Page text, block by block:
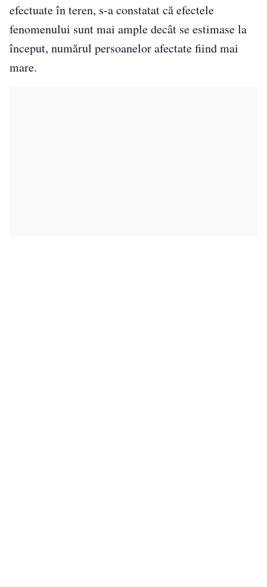
efectuate în teren, s-a constatat că efectele
fenomenului sunt mai ample decât se estimase la
început, numărul persoanelor afectate fiind mai
mare.